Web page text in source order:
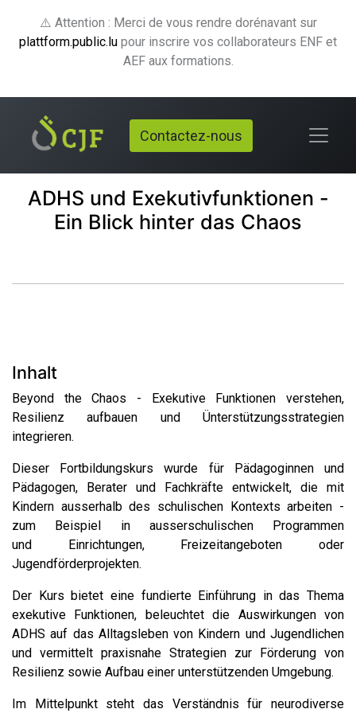
⚠️ Attention : Merci de vous rendre dorénavant sur
plattform.public.lu pour inscrire vos collaborateurs ENF et
AEF aux formations.
Contactez-nous
ADHS und Exekutivfunktionen -
Ein Blick hinter das Chaos
Inhalt
Beyond the Chaos - Exekutive Funktionen verstehen,
Resilienz aufbauen und Ünterstützungsstrategien
integrieren.
Dieser Fortbildungskurs wurde für Pädagoginnen und
Pädagogen, Berater und Fachkräfte entwickelt, die mit
Kindern ausserhalb des schulischen Kontexts arbeiten -
zum Beispiel in ausserschulischen Programmen
und Einrichtungen, Freizeitangeboten oder
Jugendförderprojekten.
Der Kurs bietet eine fundierte Einführung in das Thema
exekutive Funktionen, beleuchtet die Auswirkungen von
ADHS auf das Alltagsleben von Kindern und Jugendlichen
und vermittelt praxisnahe Strategien zur Förderung von
Resilienz sowie Aufbau einer unterstützenden Umgebung.
Im Mittelpunkt steht das Verständnis für neurodiverse